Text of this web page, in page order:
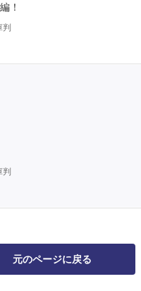
！
元のページに戻る